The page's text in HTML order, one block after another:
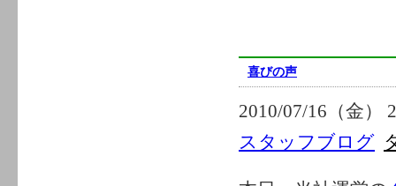
喜びの声
2010/07/16（金）
スタッフブログ